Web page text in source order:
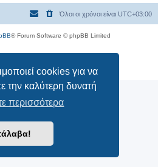
cookies για να
την καλύτερη δυνατή
περισσότερα
Όλοι οι χρόνοι είναι UTC+03:00
® Forum Software © phpBB Limited
|Όροι